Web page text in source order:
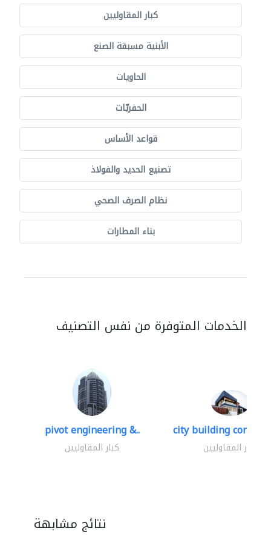
كبار المقاوليين
الأبنية مسبقة الصنع
الحاويات
الحفريّات
قواعد الأساس
تصنيع الحديد والفولاذ
نظام الصرف الصحي
بناء المطارات
الخدمات المتوفرة من نفس التصنيف
pivot engineering &..
كبار المقاوليين
city building
كبار المقاوليين
نتائج مشابهة